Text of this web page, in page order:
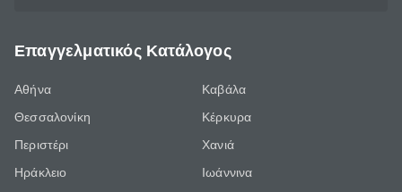
Επαγγελματικός Κατάλογος
Αθήνα
Θεσσαλονίκη
Περιστέρι
Ηράκλειο
Καβάλα
Κέρκυρα
Χανιά
Ιωάννινα